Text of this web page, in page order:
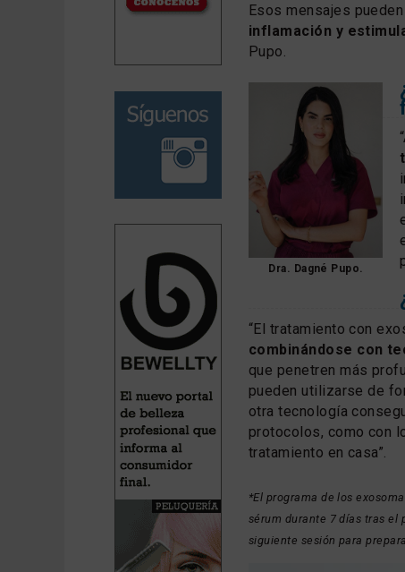
Esos mensajes
inflamación y
Pupo.
Dra. Dagné Pupo.
“El tratamiento con
combinándose con
que penetren más
pueden utilizarse de
otra tecnología
protocolos, como con
tratamiento en casa”.
*El programa de los
sérum durante 7 días tras el
siguiente sesión para